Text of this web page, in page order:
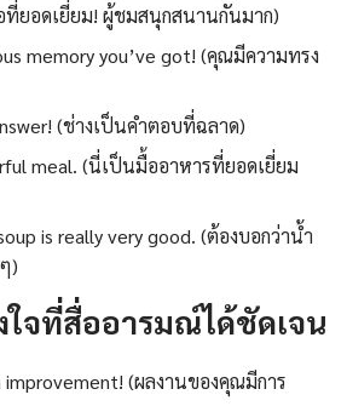
ที่ยอดเยี่ยม! ผู้ชมสนุกสนานกันมาก)
memory you’ve got! (คุณมีความทรง
(ช่างเป็นคำตอบที่ฉลาด)
meal. (นี่เป็นมื้ออาหารที่ยอดเยี่ยม
is really very good. (ต้องบอกว่าน้ำ
)
จที่สื่ออารมณ์ได้ชัดเจน
improvement! (ผลงานของคุณมีการ